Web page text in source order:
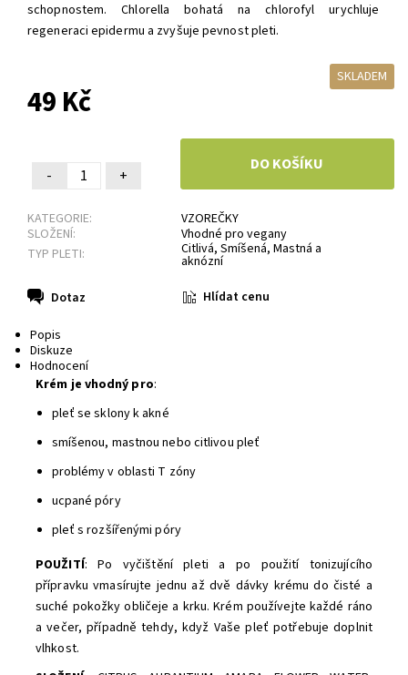
schopnostem. Chlorella bohatá na chlorofyl urychluje
regeneraci epidermu a zvyšuje pevnost pleti.
SKLADEM
49 Kč
- +
KATEGORIE:
VZOREČKY
SLOŽENÍ:
Vhodné pro vegany
TYP PLETI:
Citlivá, Smíšená, Mastná a
aknózní
Dotaz
Hlídat cenu
Popis
Diskuze
Hodnocení
Krém je vhodný pro:
pleť se sklony k akné
smíšenou, mastnou nebo citlivou pleť
problémy v oblasti T zóny
ucpané póry
pleť s rozšířenými póry
POUŽITÍ: Po vyčištění pleti a po použití tonizujícího
přípravku vmasírujte jednu až dvě dávky krému do čisté a
suché pokožky obličeje a krku. Krém používejte každé ráno
a večer, případně tehdy, když Vaše pleť potřebuje doplnit
vlhkost.